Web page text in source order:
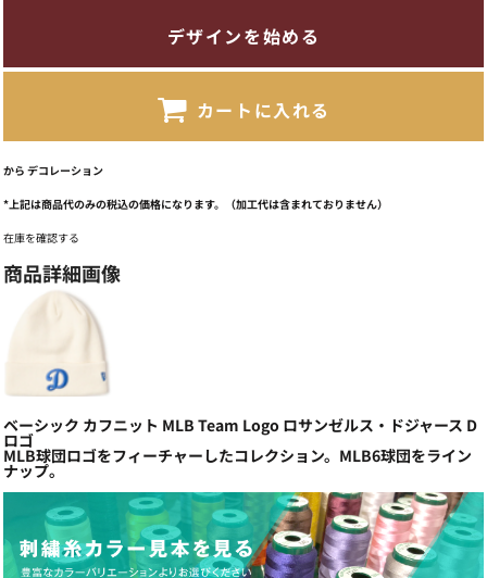
デザインを始める
カートに入れる
から デコレーション
*上記は商品代のみの税込の価格になります。（加工代は含まれておりません）
在庫を確認する
商品詳細画像
ベーシック カフニット MLB Team Logo ロサンゼルス・ドジャース D
ロゴ
MLB球団ロゴをフィーチャーしたコレクション。MLB6球団をライン
ナップ。